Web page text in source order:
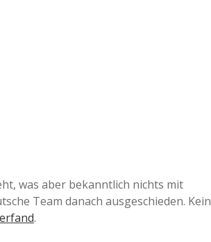
was aber bekanntlich nichts mit
Team danach ausgeschieden. Kein
.